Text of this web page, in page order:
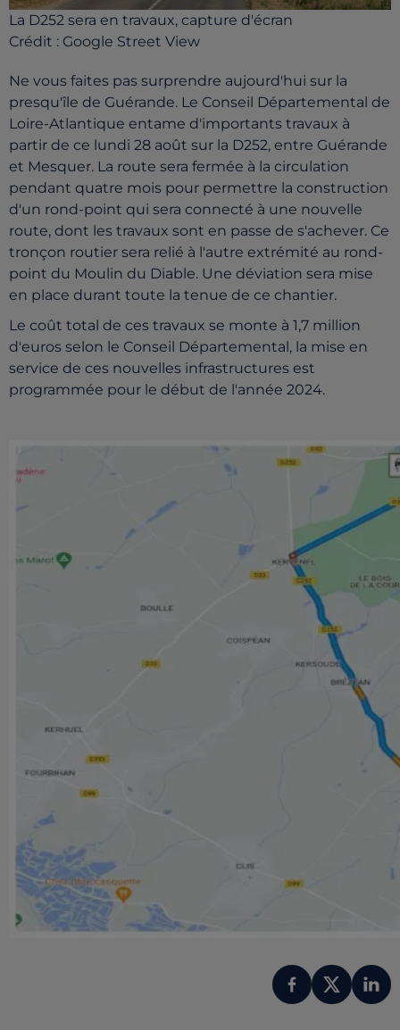
La D252 sera en travaux, capture d'écran
Crédit : Google Street View
Ne vous faites pas surprendre aujourd'hui sur la
presqu'île de Guérande. Le Conseil Départemental de
Loire-Atlantique entame d'importants travaux à
partir de ce lundi 28 août sur la D252, entre Guérande
et Mesquer. La route sera fermée à la circulation
pendant quatre mois pour permettre la construction
d'un rond-point qui sera connecté à une nouvelle
route, dont les travaux sont en passe de s'achever. Ce
tronçon routier sera relié à l'autre extrémité au rond-
point du Moulin du Diable. Une déviation sera mise
en place durant toute la tenue de ce chantier.
Le coût total de ces travaux se monte à 1,7 million
d'euros selon le Conseil Départemental, la mise en
service de ces nouvelles infrastructures est
programmée pour le début de l'année 2024.